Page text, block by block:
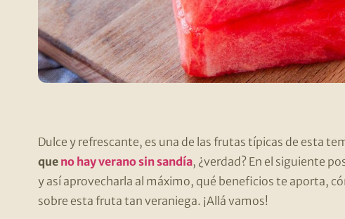
Dulce y refrescante, es una de las frutas típicas de esta
que no hay verano sin sandía, ¿verdad? En el siguiente
y así aprovecharla al máximo, qué beneficios te aporta,
sobre esta fruta tan veraniega. ¡Allá vamos!